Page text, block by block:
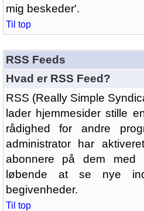
mig beskeder'.
Til top
RSS Feeds
Hvad er RSS Feed?
RSS (Really Simple
lader hjemmesider stille
rådighed for andre
administrator har
abonnere på dem med
løbende at se nye
begivenheder.
Til top